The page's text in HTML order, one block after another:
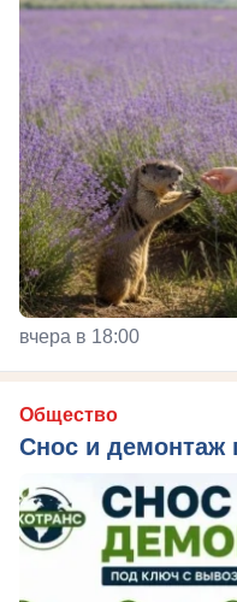
вчера в 18:00
Общество
Снос и демонтаж